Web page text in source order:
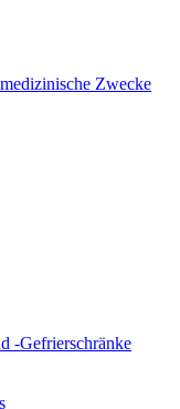
Zwecke
-Gefrierschränke